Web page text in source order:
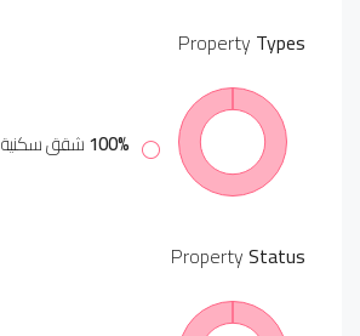
Property Types
100%شقق سكنية
PropertyStatus